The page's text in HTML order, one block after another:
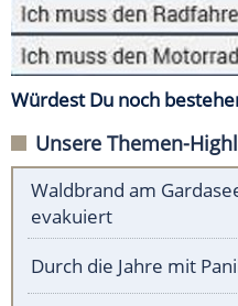
Würdest Du noch
Unsere Themen-
Waldbrand am
evakuiert
Durch die Jahre mit